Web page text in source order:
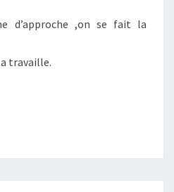
d’approche ,on se fait la
travaille.